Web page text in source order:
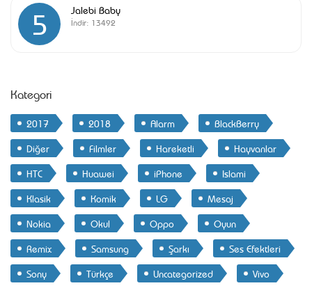
5 Jalebi Baby
İndir: 13492
Kategori
2017 2018 Alarm
BlackBerry
Diğer
Filmler Hareketli
Hayvanlar
HTC
Huawei iPhone
Islami
Klasik
Komik LG
Mesaj
Nokia
Okul Oppo
Oyun
Remix
Samsung Şarkı
Ses Efektleri
Sony
Türkçe Uncategorized Vivo